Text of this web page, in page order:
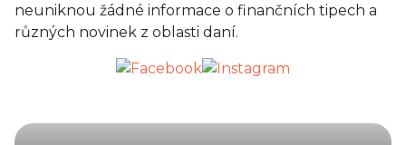
neuniknou žádné informace o finančních tipech a
různých novinek z oblasti daní.